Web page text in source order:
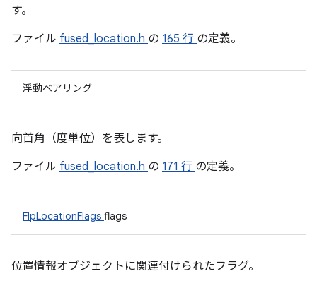
す。
ファイル fused_location.h の 165 行 の定義。
浮動ベアリング
向首角（度単位）を表します。
ファイル fused_location.h の 171 行 の定義。
FlpLocationFlags flags
位置情報オブジェクトに関連付けられたフラグ。